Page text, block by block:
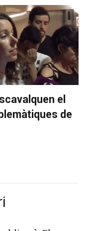
el
de